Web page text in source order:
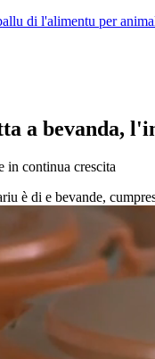
di l'alimentu per
a bevanda,
in continua crescita
è di e bevande,